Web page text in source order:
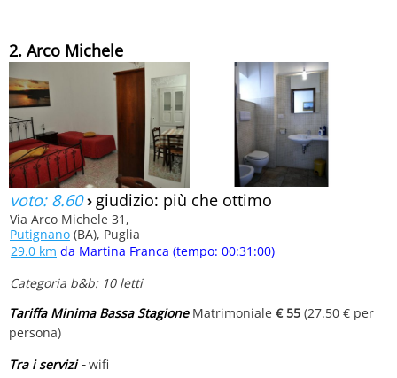
2. Arco Michele
voto: 8.60› giudizio: più che ottimo
Via Arco Michele 31,
Putignano (BA), Puglia
29.0 km da Martina Franca (tempo: 00:31:00)
Categoria b&b: 10 letti
Tariffa Minima Bassa StagioneMatrimoniale € 55 (27.50 € per
persona)
Tra i servizi -wifi